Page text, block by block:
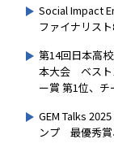
Social Impact
ファイナリス
第14回日本高
本大会 ベスト
ー賞 第1位、チ
GEM Talks
ンプ 最優秀賞